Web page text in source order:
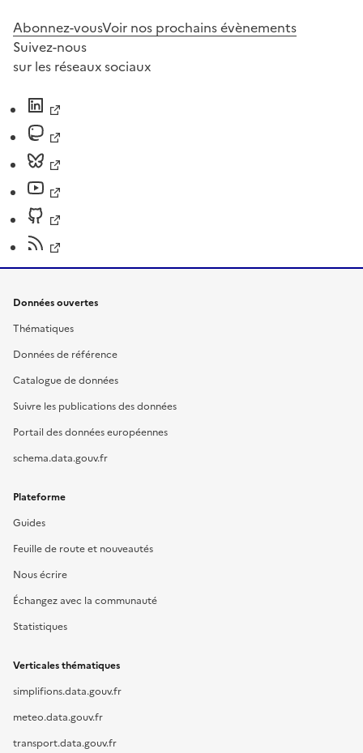
Abonnez-vousVoir nos prochains évènements
Suivez-nous
sur les réseaux sociaux
Données ouvertes
Thématiques
Données de référence
Catalogue de données
Suivre les publications des données
Portail des données européennes
schema.data.gouv.fr
Plateforme
Guides
Feuille de route et nouveautés
Nous écrire
Échangez avec la communauté
Statistiques
Verticales thématiques
simplifions.data.gouv.fr
meteo.data.gouv.fr
transport.data.gouv.fr